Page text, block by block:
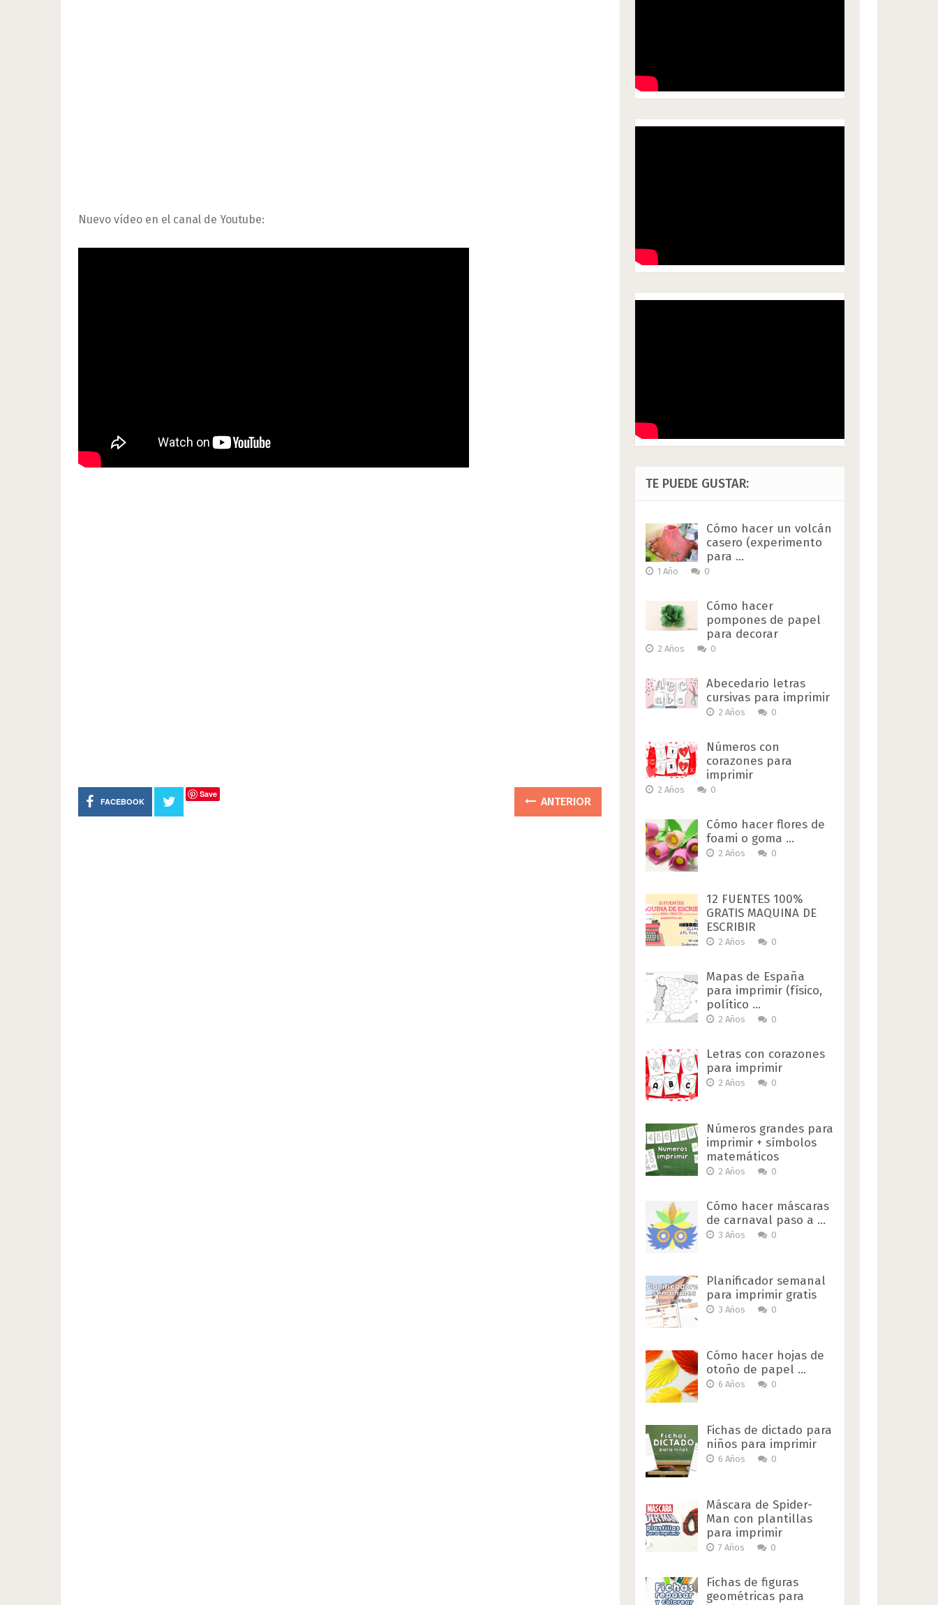
Nuevo vídeo en el canal de Youtube:
FACEBOOK
Save
ANTERIOR
TE PUEDE GUSTAR:
Cómo hacer un volcán
casero (experimento
para …
1 Año 0
Cómo hacer
pompones de papel
para decorar
2 Años 0
Abecedario letras
cursivas para imprimir
2 Años 0
Números con
corazones para
imprimir
2 Años 0
Cómo hacer flores de
foami o goma …
2 Años 0
12 FUENTES 100%
GRATIS MAQUINA DE
ESCRIBIR
2 Años 0
Mapas de España
para imprimir (físico,
político …
2 Años 0
Letras con corazones
para imprimir
2 Años 0
Números grandes para
imprimir + símbolos
matemáticos
2 Años 0
Cómo hacer máscaras
de carnaval paso a …
3 Años 0
Planificador semanal
para imprimir gratis
3 Años 0
Cómo hacer hojas de
otoño de papel …
6 Años 0
Fichas de dictado para
niños para imprimir
6 Años 0
Máscara de Spider-
Man con plantillas
para imprimir
7 Años 0
Fichas de figuras
geométricas para